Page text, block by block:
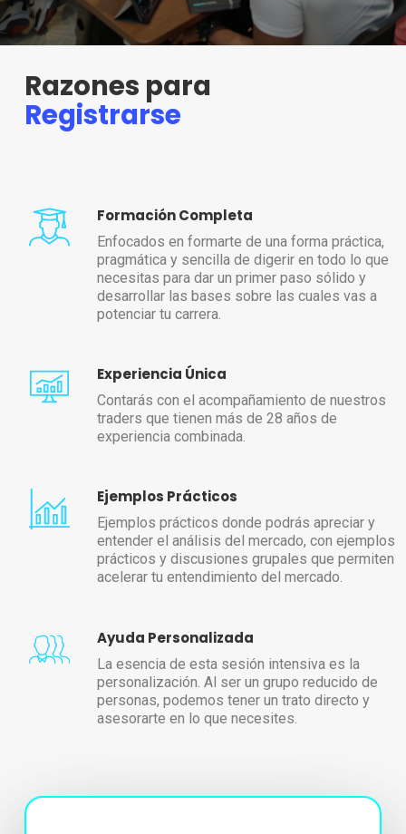
Razones para
Registrarse
Formación Completa
Enfocados en formarte de una forma práctica,
pragmática y sencilla de digerir en todo lo que
necesitas para dar un primer paso sólido y
desarrollar las bases sobre las cuales vas a
potenciar tu carrera.
Experiencia Única
Contarás con el acompañamiento de nuestros
traders que tienen más de 28 años de
experiencia combinada.
Ejemplos Prácticos
Ejemplos prácticos donde podrás apreciar y
entender el análisis del mercado, con ejemplos
prácticos y discusiones grupales que permiten
acelerar tu entendimiento del mercado.
Ayuda Personalizada
La esencia de esta sesión intensiva es la
personalización. Al ser un grupo reducido de
personas, podemos tener un trato directo y
asesorarte en lo que necesites.